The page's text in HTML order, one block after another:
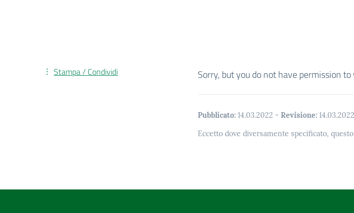
Sorry, but you do not have permission
Pubblicato: 14.03.2022 - Revisione: 14.03.2022
Eccetto dove diversamente specificato,
Stampa / Condividi